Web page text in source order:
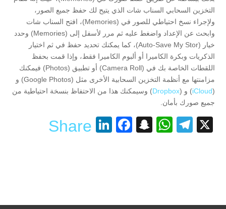
التخزين السحابي السناب شات الذي يتيح لك حفظ جميع الصور،
ولإجراء نسخ احتياطي للصور في (Memories)، افتح السناب شات
وابحث عن الإعداد واضغط عليه ثم مرر لأسفل إلى (Memories) وحدد
خيار (Auto-Save My Stor)، كما يمكنك تحديد حفظ في ثم اختيار
الذكريات وبكرة الكاميرا أو ألبوم الكاميرا فقط، وإذا قمت بحفظ
اللقطات الخاصة بك في (Camera Roll) أو تطبيق (Photos) فيمكنك
مزامنتها مع أنظمة التخزين السحابية الأخرى مثل (Google Photos) و
(
iCloud) و (Dropbox) وسيمكنك هذا من الاحتفاظ بنسخة احتياطية من
جميع صورك بأمان.
X
Telegram
WhatsApp
Snapchat
Facebook
LinkedIn
Share